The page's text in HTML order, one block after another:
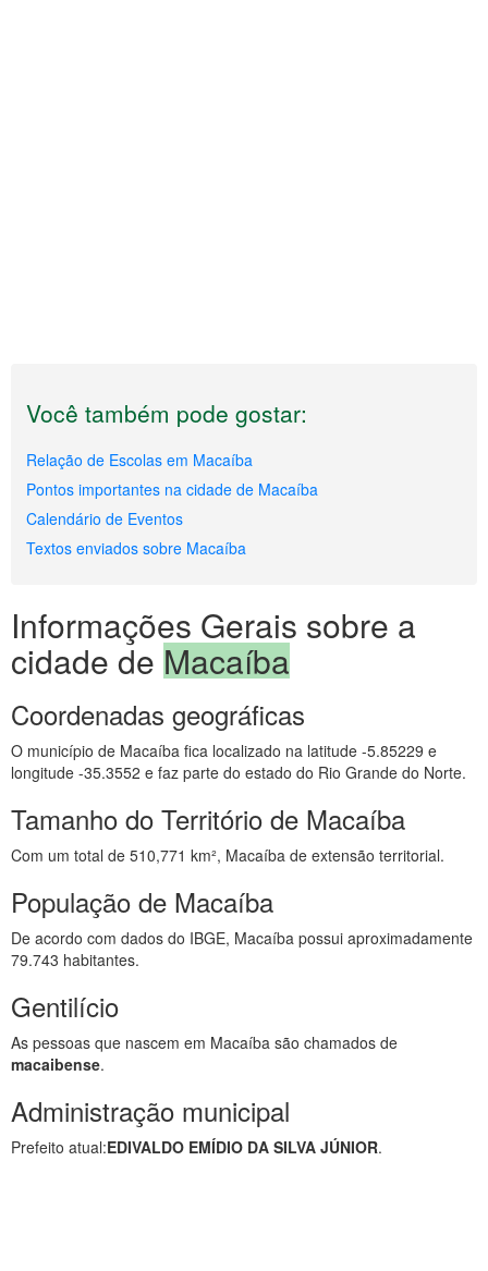
Você também pode gostar:
Relação de Escolas em Macaíba
Pontos importantes na cidade de Macaíba
Calendário de Eventos
Textos enviados sobre Macaíba
Informações Gerais sobre a
cidade de Macaíba
Coordenadas geográficas
O município de Macaíba fica localizado na latitude -5.85229 e
longitude -35.3552 e faz parte do estado do Rio Grande do Norte.
Tamanho do Território de Macaíba
Com um total de 510,771 km², Macaíba de extensão territorial.
População de Macaíba
De acordo com dados do IBGE, Macaíba possui aproximadamente
79.743 habitantes.
Gentilício
As pessoas que nascem em Macaíba são chamados de
macaibense.
Administração municipal
Prefeito atual:EDIVALDO EMÍDIO DA SILVA JÚNIOR.